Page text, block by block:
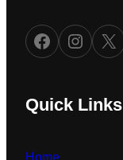
Facebook Instagram X
Quick Links
Home